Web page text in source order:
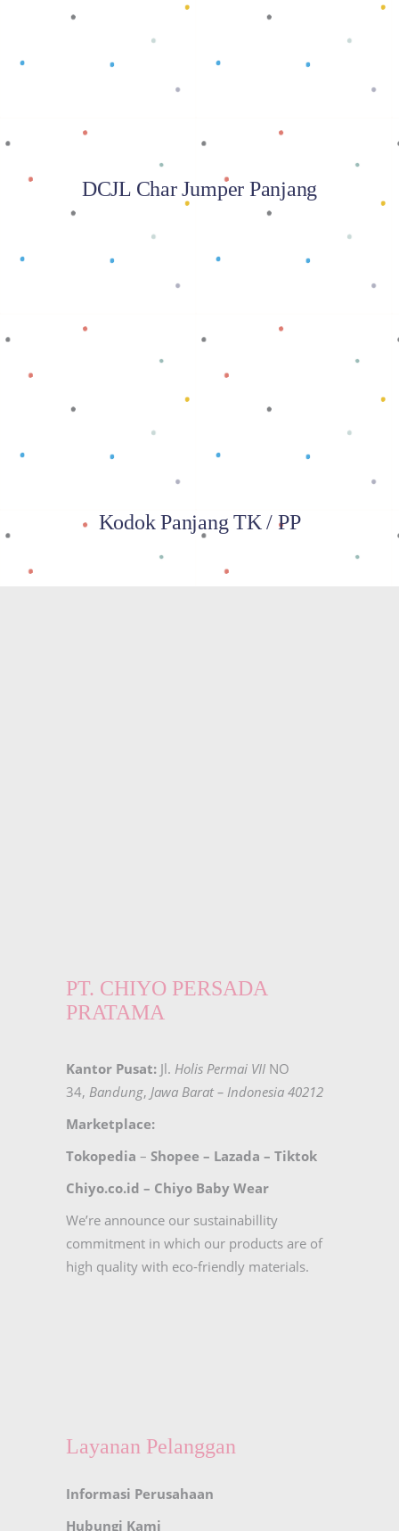
Baca selengkapnya
DCJL Char Jumper Panjang
Baca selengkapnya
Kodok Panjang TK / PP
PT. CHIYO PERSADA
PRATAMA
Kantor Pusat: Jl. Holis Permai VII NO
34, Bandung, Jawa Barat – Indonesia 40212
Marketplace:
Tokopedia – Shopee – Lazada – Tiktok
Chiyo.co.id – Chiyo Baby Wear
We’re announce our sustainabillity
commitment in which our products are of
high quality with eco-friendly materials.
Layanan Pelanggan
Informasi Perusahaan
Hubungi Kami